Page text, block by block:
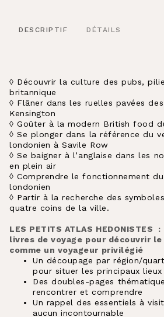
DESCRIPTIF DÉTAILS
◊ Découvrir la culture des pubs,
britannique
◊ Flâner dans les ruelles pavées
Kensington
◊ Goûter à la modern British food
◊ Se plonger dans la référence du
londonien à Savile Row
◊ Se baigner à l’anglaise dans les
en plein air
◊ Comprendre le fonctionnement
londonien
◊ Partir à la recherche des
quatre coins de la ville.
LES PETITS ATLAS
livres de voyage pour découvrir
comme un voyageur privilégié
Un découpage par région/
pour situer les principaux
Des doubles-pages
rencontrer et comprendre
Un rappel des essentiels à
aucun incontournable